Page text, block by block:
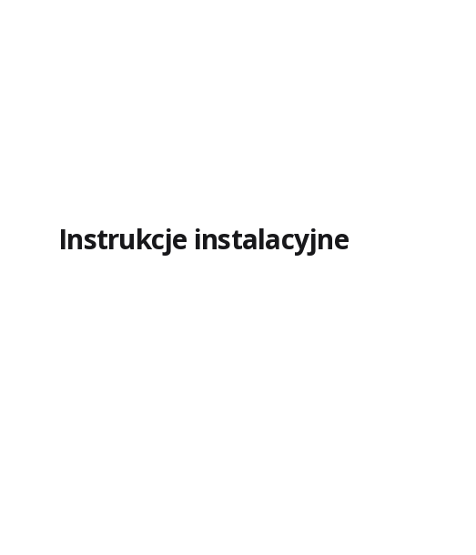
Instrukcje instalacyjne